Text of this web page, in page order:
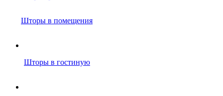
Шторы в помещения
Шторы в гостиную